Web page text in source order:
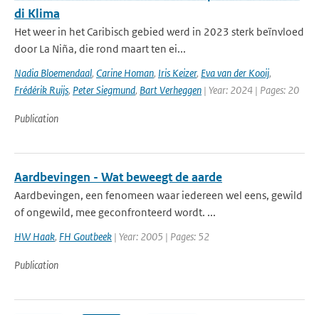
di Klima
Het weer in het Caribisch gebied werd in 2023 sterk beïnvloed
door La Niña, die rond maart ten ei...
Nadia Bloemendaal, Carine Homan, Iris Keizer, Eva van der Kooij,
Frédérik Ruijs, Peter Siegmund, Bart Verheggen | Year: 2024 | Pages: 20
Publication
Aardbevingen - Wat beweegt de aarde
Aardbevingen, een fenomeen waar iedereen wel eens, gewild
of ongewild, mee geconfronteerd wordt. ...
HW Haak, FH Goutbeek | Year: 2005 | Pages: 52
Publication